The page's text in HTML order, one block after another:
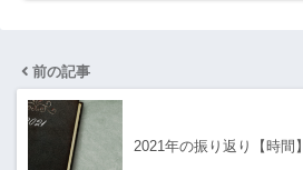
前の記事
2021年の振り返り【時間】